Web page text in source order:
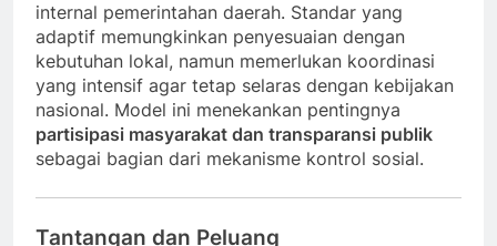
internal pemerintahan daerah. Standar yang
adaptif memungkinkan penyesuaian dengan
kebutuhan lokal, namun memerlukan koordinasi
yang intensif agar tetap selaras dengan kebijakan
nasional. Model ini menekankan pentingnya
partisipasi masyarakat dan transparansi publik
sebagai bagian dari mekanisme kontrol sosial.
Tantangan dan Peluang